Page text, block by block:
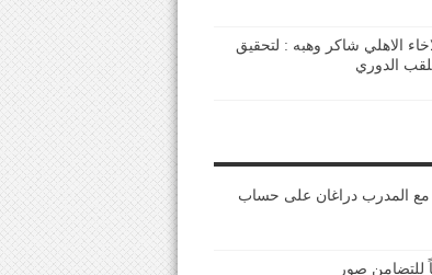
الاهلي شاكر وهبه : لتحقيق
الدوري
مع المدرب دراغان على حساب
للتضامن صور